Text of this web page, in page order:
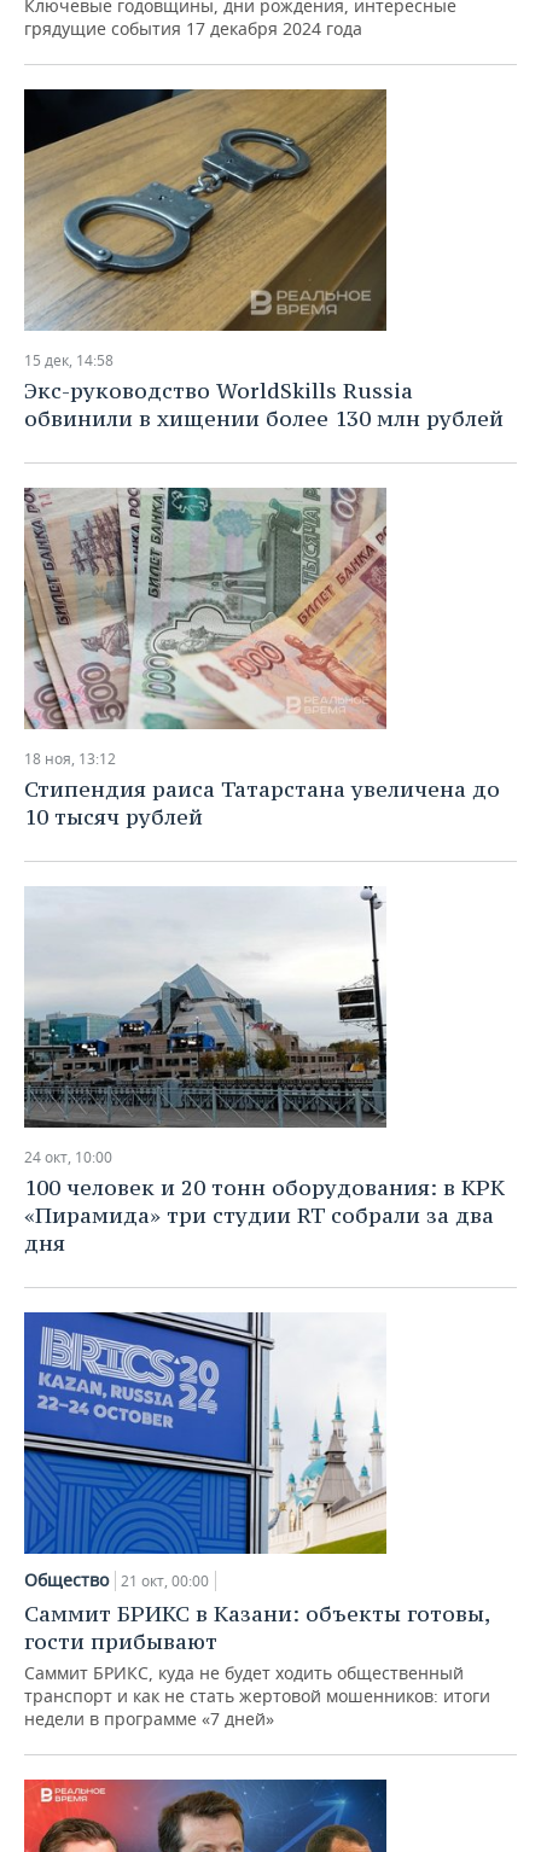
Ключевые годовщины, дни рождения, интересные
грядущие события 17 декабря 2024 года
15 дек, 14:58
Экс-руководство WorldSkills Russia
обвинили в хищении более 130 млн рублей
18 ноя, 13:12
Стипендия раиса Татарстана увеличена до
10 тысяч рублей
24 окт, 10:00
100 человек и 20 тонн оборудования: в КРК
«Пирамида» три студии RT собрали за два
дня
Общество 21 окт, 00:00
Саммит БРИКС в Казани: объекты готовы,
гости прибывают
Саммит БРИКС, куда не будет ходить общественный
транспорт и как не стать жертовой мошенников: итоги
недели в программе «7 дней»